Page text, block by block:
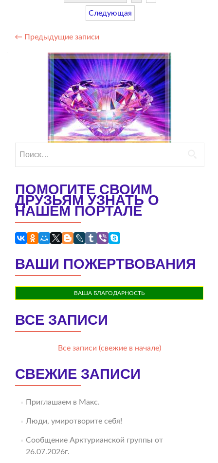
Следующая
Навигация
записям
← Предыдущие записи
ПОМОГИТЕ СВОИМ
ДРУЗЬЯМ УЗНАТЬ О
НАШЕМ ПОРТАЛЕ
ВАШИ ПОЖЕРТВОВАНИЯ
ВАША БЛАГОДАРНОСТЬ
ВСЕ ЗАПИСИ
Все записи (свежие в начале)
СВЕЖИЕ ЗАПИСИ
Приглашаем в Макс.
Люди, умиротворите себя!
Сообщение Арктурианской группы от
26.07.2026г.